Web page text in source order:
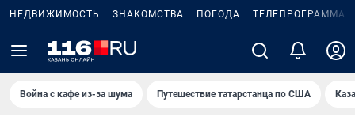
НЕДВИЖИМОСТЬ ЗНАКОМСТВА ПОГОДА ТЕЛЕПРОГРАММА
Война с кафе из-за шума Путешествие татарстанца по США